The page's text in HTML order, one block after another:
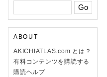
ABOUT
AKICHIATLAS.com とは？
有料コンテンツを購読する
購読ヘルプ